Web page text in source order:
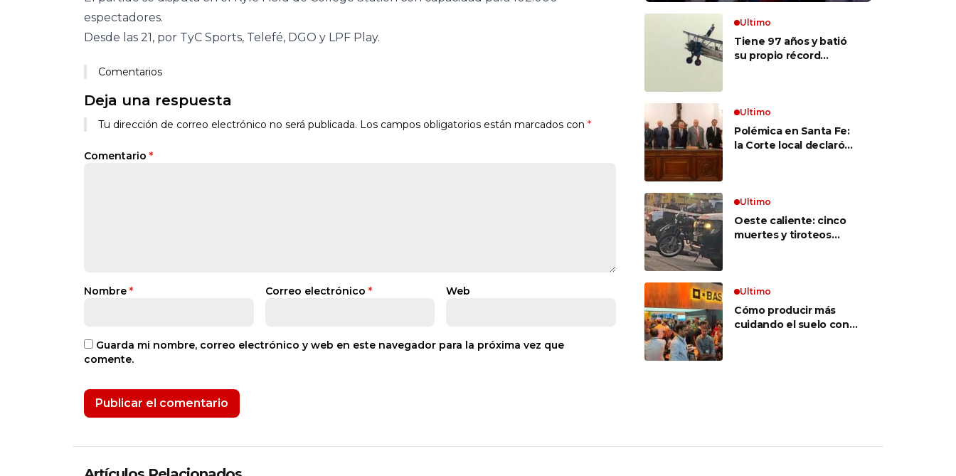
espectadores.
Desde las 21, por TyC Sports, Telefé, DGO y LPF Play.
Comentarios
Deja una respuesta
Tu dirección de correo electrónico no será publicada. Los campos obligatorios están marcados con *
Comentario *
Nombre * Correo electrónico * Web
Guarda mi nombre, correo electrónico y web en este navegador para la próxima vez que
comente.
Ultimo
Tiene 97 años y batió
su propio récord
sobre las alas de un
avión en movimiento:
«Las palabras ‘no
Ultimo
Polémica en Santa Fe:
la Corte local declaró
haberes de $ 18
millones
Ultimo
Oeste caliente: cinco
muertes y tiroteos
Ultimo
Cómo producir más
cuidando el suelo con